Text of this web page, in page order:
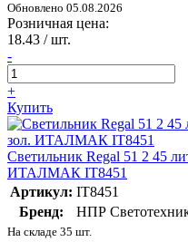
Обновлено 05.08.2026
Розничная цена:
18.43 / шт.
-
+
Купить
Светильник Regal 51 2 45
ИТАЛМАК IT8451
Артикул: IT8451
Бренд:
НПР
На складе 35 шт.